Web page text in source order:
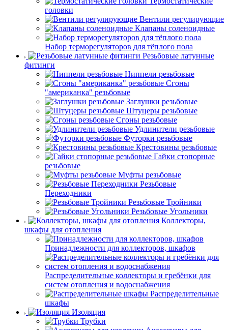
головки
Вентили регулирующие
Клапаны соленоидные
Набор терморегуляторов для тёплого пола
Резьбовые латунные
фитинги
Ниппели резьбовые
Сгоны
"американка" резьбовые
Заглушки резьбовые
Штуцеры резьбовые
Сгоны резьбовые
Удлинители резьбовые
Футорки резьбовые
Крестовины резьбовые
Гайки стопорные
резьбовые
Муфты резьбовые
Резьбовые
Переходники
Резьбовые Тройники
Резьбовые Угольники
Коллекторы,
шкафы для отопления
Принадлежности для коллекторов, шкафов
Распределительные коллекторы и гребёнки для
систем отопления и водоснабжения
Распределительные
шкафы
Изоляция
Трубки